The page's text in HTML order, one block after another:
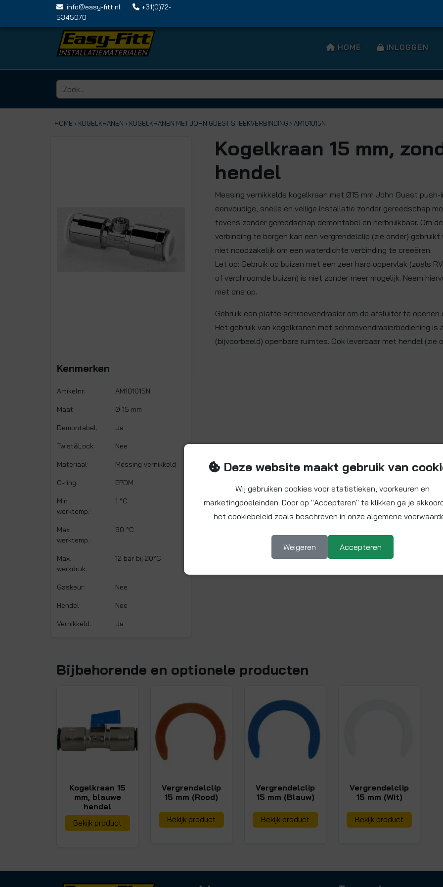
info@easy-fitt.nl
+31(0)72-
5345070
HOME INLOGGEN
HOME › KOGELKRANEN › KOGELKRANEN MET JOHN GUEST STEEKVERBINDING › AM101015N
Kenmerken
Artikelnr.: AM101015N
Maat: Ø 15 mm
Demontabel: Ja
Twist&Lock: Nee
Materiaal: Messing vernikkeld
O-ring: EPDM
Min.
werktemp.:
1 °C
Max.
werktemp.:
90 °C
Max.
werkdruk:
12 bar bij 20°C
Gaskeur: Nee
Hendel: Nee
Vernikkeld: Ja
Kogelkraan 15 mm,
hendel
Messing vernikkelde kogelkraan met Ø15 mm John Guest push-
eenvoudige, snelle en veilige installatie zonder gereedschap
tevens zonder gereedschap demontabel en herbruikbaar. Om
verbinding te borgen kan een vergrendelclip (zie onder) gebruikt
niet noodzakelijk om een waterdichte verbinding te creeëren.
Let op: Gebruik op buizen met een zeer hard oppervlak (zoals
of verchroomde buizen) is niet zonder meer mogelijk. Neem
met ons op.
Gebruik een platte schroevendraaier om de afsluiter te
Het gebruik van kogelkranen met schroevendraaierbediening is
(bijvoorbeeld) openbare ruimtes. Ook leverbaar met hendel (zie
Bijbehorende en optionele producten
Kogelkraan 15
mm, blauwe
hendel
Bekijk product
Vergrendelclip
15 mm (Rood)
Bekijk product
Vergrendelclip
15 mm (Blauw)
Bekijk product
Vergrendelclip
15 mm (Wit)
Bekijk product
Deze website maakt gebruik van
Wij gebruiken cookies voor statistieken, voorkeuren en
marketingdoeleinden. Door op "Accepteren" te klikken ga je
het cookiebeleid zoals beschreven in onze algemene
Weigeren Accepteren